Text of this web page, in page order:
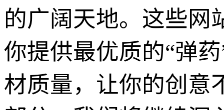
的广阔天地。这些网
你提供最优质的“弹
材质量，让你的创意